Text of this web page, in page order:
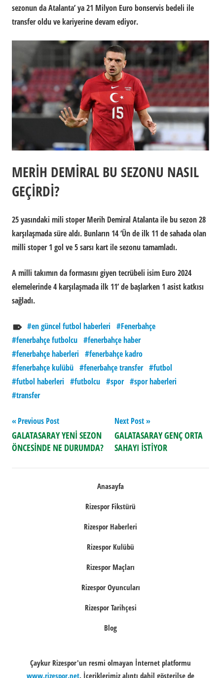
sezonun da Atalanta’ ya 21 Milyon Euro bonservis bedeli ile
transfer oldu ve kariyerine devam ediyor.
MERİH DEMİRAL BU SEZONU NASIL
GEÇİRDİ?
25 yasındaki mili stoper Merih Demiral Atalanta ile bu sezon 28
karşılaşmada süre aldı. Bunların 14 ‘Ün de ilk 11 de sahada olan
milli stoper 1 gol ve 5 sarsı kart ile sezonu tamamladı.
A milli takımın da formasını giyen tecrübeli isim Euro 2024
elemelerinde 4 karşılaşmada ilk 11’ de başlarken 1 asist katkısı
sağladı.
en güncel futbol haberleri
Fenerbahçe
fenerbahçe futbolcu
fenerbahçe haber
fenerbahçe haberleri
fenerbahçe kadro
fenerbahçe kulübü
fenerbahçe transfer
futbol
futbol haberleri
futbolcu spor
spor haberleri
transfer
Yazı
gezinmesi
Previous Post
GALATASARAY YENİ SEZON
ÖNCESİNDE NE DURUMDA?
Next Post
GALATASARAY GENÇ ORTA
SAHAYI İSTİYOR
Anasayfa
Rizespor Fikstürü
Rizespor Haberleri
Rizespor Kulübü
Rizespor Maçları
Rizespor Oyuncuları
Rizespor Tarihçesi
Blog
Çaykur Rizespor'un resmi olmayan İnternet platformu
www.rizespor.net. İçeriklerimiz alıntı dahil gösterilse de